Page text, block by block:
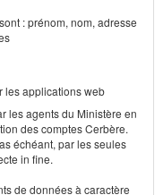
: prénom, nom, adresse
les applications web
les agents du Ministère en
des comptes Cerbère.
échéant, par les seules
in fine.
de données à caractère